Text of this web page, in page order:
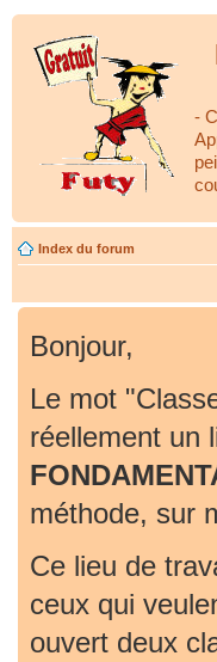
-
Index du forum
Bonjour,
Le mot
réellement un
méthode, sur
Ce lieu de
ceux qui
ouvert deux